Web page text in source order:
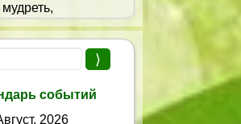
событий
2026